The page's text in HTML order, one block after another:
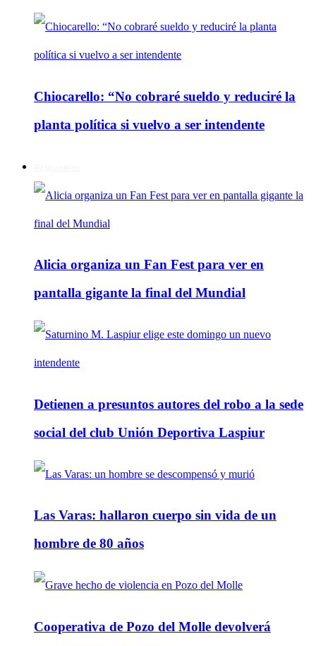
Chiocarello: “No cobraré sueldo y reduciré la
planta política si vuelvo a ser intendente
Alicia organiza un Fan Fest para ver en
pantalla gigante la final del Mundial
Detienen a presuntos autores del robo a la sede
social del club Unión Deportiva Laspiur
Las Varas: hallaron cuerpo sin vida de un
hombre de 80 años
Cooperativa de Pozo del Molle devolverá